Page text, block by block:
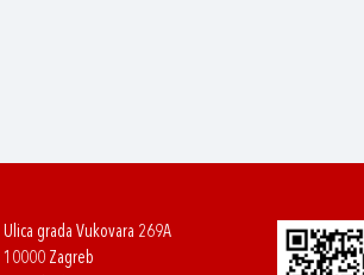
Ulica grada Vukovara 269A
10000 Zagreb